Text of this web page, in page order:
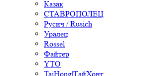
Казак
СТАВРОПОЛЕЦ
Русич / Rusich
Уралец
Rossel
Файтер
YTO
TaiHong|ТайХонг